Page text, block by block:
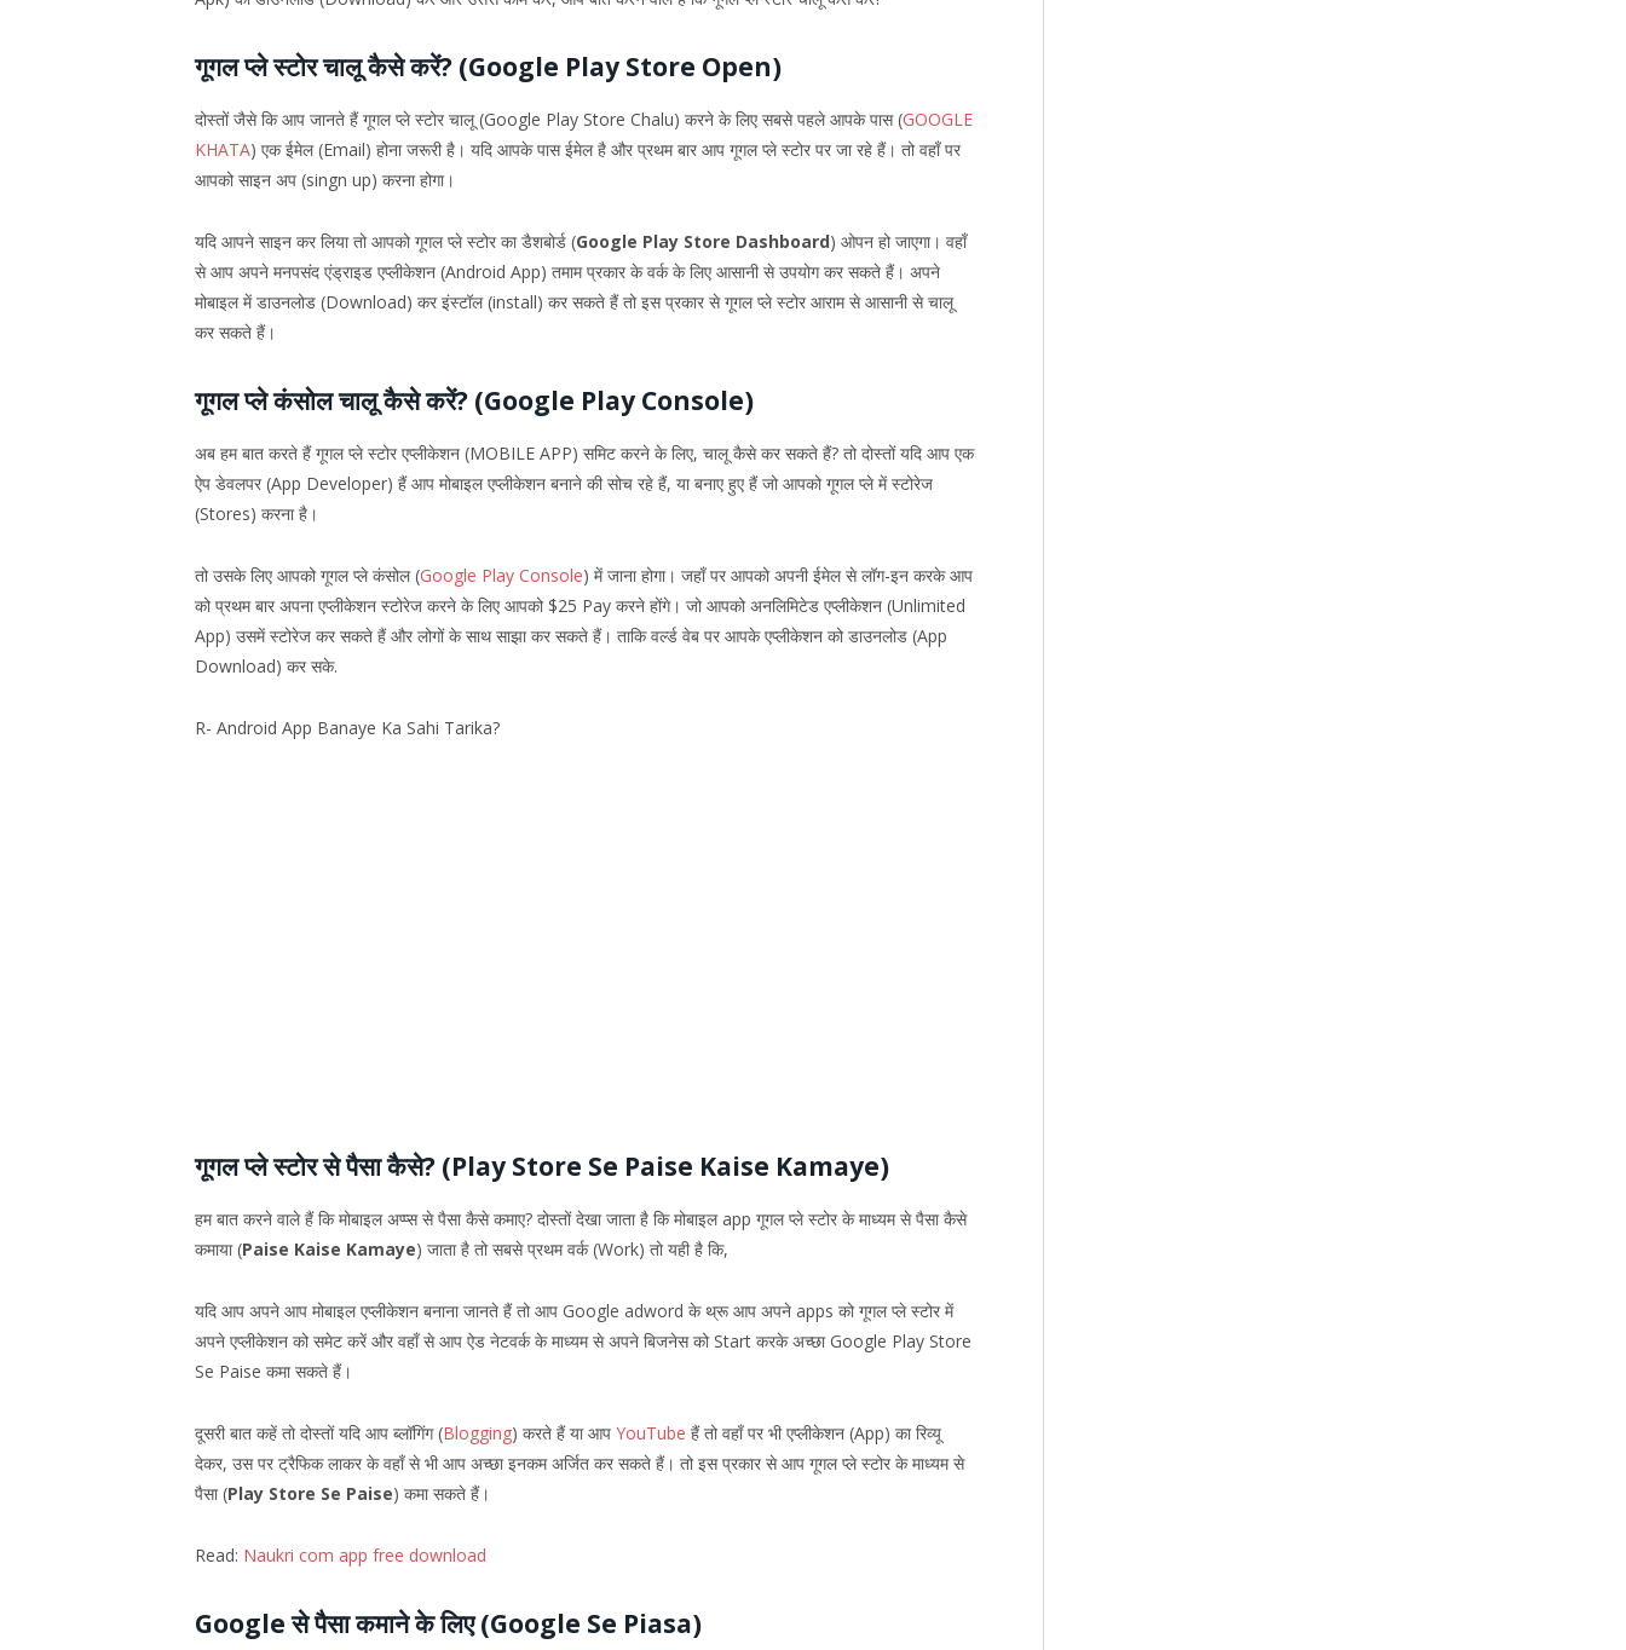
गूगल प्ले स्टोर चालू कैसे करें? (Google Play Store Open)
दोस्तों जैसे कि आप जानते हैं गूगल प्ले स्टोर चालू (Google Play Store Chalu) करने के लिए सबसे पहले आपके पास (GOOGLE
KHATA) एक ईमेल (Email) होना जरूरी है। यदि आपके पास ईमेल है और प्रथम बार आप गूगल प्ले स्टोर पर जा रहे हैं। तो वहाँ पर
आपको साइन अप (singn up) करना होगा।
यदि आपने साइन कर लिया तो आपको गूगल प्ले स्टोर का डैशबोर्ड (Google Play Store Dashboard) ओपन हो जाएगा। वहाँ
से आप अपने मनपसंद एंड्राइड एप्लीकेशन (Android App) तमाम प्रकार के वर्क के लिए आसानी से उपयोग कर सकते हैं। अपने
मोबाइल में डाउनलोड (Download) कर इंस्टॉल (install) कर सकते हैं तो इस प्रकार से गूगल प्ले स्टोर आराम से आसानी से चालू
कर सकते हैं।
गूगल प्ले कंसोल चालू कैसे करें? (Google Play Console)
अब हम बात करते हैं गूगल प्ले स्टोर एप्लीकेशन (MOBILE APP) समिट करने के लिए, चालू कैसे कर सकते हैं? तो दोस्तों यदि आप एक
ऐप डेवलपर (App Developer) हैं आप मोबाइल एप्लीकेशन बनाने की सोच रहे हैं, या बनाए हुए हैं जो आपको गूगल प्ले में स्टोरेज
(Stores) करना है।
तो उसके लिए आपको गूगल प्ले कंसोल (Google Play Console) में जाना होगा। जहाँ पर आपको अपनी ईमेल से लॉग-इन करके आप
को प्रथम बार अपना एप्लीकेशन स्टोरेज करने के लिए आपको $25 Pay करने होंगे। जो आपको अनलिमिटेड एप्लीकेशन (Unlimited
App) उसमें स्टोरेज कर सकते हैं और लोगों के साथ साझा कर सकते हैं। ताकि वर्ल्ड वेब पर आपके एप्लीकेशन को डाउनलोड (App
Download) कर सके.
R- Android App Banaye Ka Sahi Tarika?
गूगल प्ले स्टोर से पैसा कैसे? (Play Store Se Paise Kaise Kamaye)
हम बात करने वाले हैं कि मोबाइल अप्प्स से पैसा कैसे कमाए? दोस्तों देखा जाता है कि मोबाइल app गूगल प्ले स्टोर के माध्यम से पैसा कैसे
कमाया (Paise Kaise Kamaye) जाता है तो सबसे प्रथम वर्क (Work) तो यही है कि,
यदि आप अपने आप मोबाइल एप्लीकेशन बनाना जानते हैं तो आप Google adword के थ्रू आप अपने apps को गूगल प्ले स्टोर में
अपने एप्लीकेशन को समेट करें और वहाँ से आप ऐड नेटवर्क के माध्यम से अपने बिजनेस को Start करके अच्छा Google Play Store
Se Paise कमा सकते हैं।
दूसरी बात कहें तो दोस्तों यदि आप ब्लॉगिंग (Blogging) करते हैं या आप YouTube हैं तो वहाँ पर भी एप्लीकेशन (App) का रिव्यू
देकर, उस पर ट्रैफिक लाकर के वहाँ से भी आप अच्छा इनकम अर्जित कर सकते हैं। तो इस प्रकार से आप गूगल प्ले स्टोर के माध्यम से
पैसा (Play Store Se Paise) कमा सकते हैं।
Read: Naukri com app free download
Google से पैसा कमाने के लिए (Google Se Piasa)